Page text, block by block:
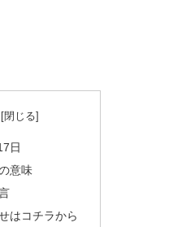
日
意味
はコチラから